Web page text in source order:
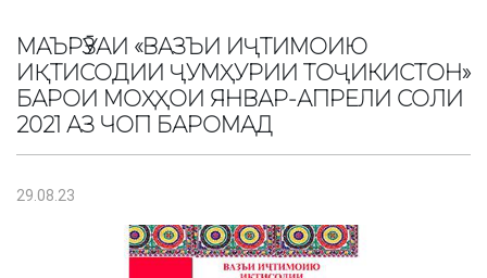
МАЪРӮЗАИ «ВАЗЪИ ИҶТИМОИЮ
ИҚТИСОДИИ ҶУМҲУРИИ ТОҶИКИСТОН»
БАРОИ МОҲҲОИ ЯНВАР-АПРЕЛИ СОЛИ
2021 АЗ ЧОП БАРОМАД
29.08.23